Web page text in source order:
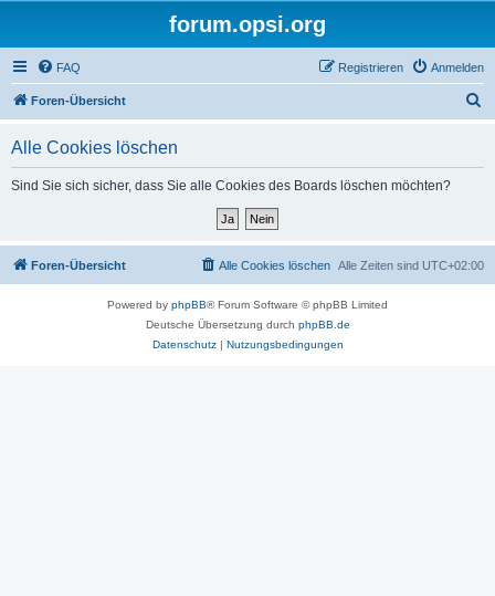
forum.opsi.org
FAQ Anmelden
Registrieren
Foren-Übersicht
Alle Cookies löschen
Sind Sie sich sicher, dass Sie alle Cookies des Boards löschen möchten?
Foren-Übersicht Alle Zeiten sind UTC+02:00
Alle Cookies löschen
Powered by phpBB® Forum Software © phpBB Limited
Deutsche Übersetzung durch phpBB.de
Datenschutz| Nutzungsbedingungen